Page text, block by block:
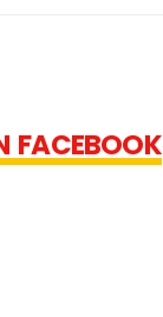
FACEBOOK